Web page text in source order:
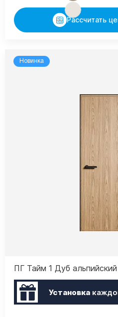
Рассчитать
Новинка
ПГ Тайм 1 Дуб альпийский
Установка